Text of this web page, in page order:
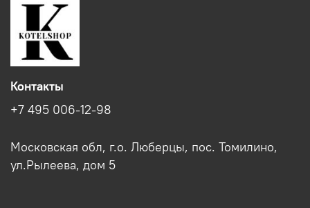
Контакты
+7 495 006-12-98
Московская обл, г.о. Люберцы, пос. Томилино,
ул.Рылеева, дом 5